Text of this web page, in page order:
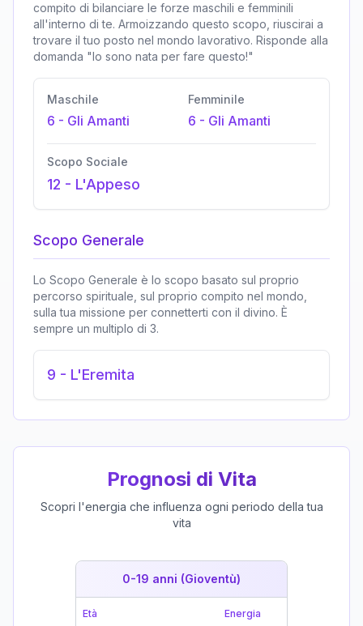
compito di bilanciare le forze maschili e femminili
all'interno di te. Armoizzando questo scopo, riuscirai a
trovare il tuo posto nel mondo lavorativo. Risponde alla
domanda "Io sono nata per fare questo!"
Maschile
6 - Gli Amanti
Femminile
6 - Gli Amanti
Scopo Sociale
12 - L'Appeso
Scopo Generale
Lo Scopo Generale è lo scopo basato sul proprio
percorso spirituale, sul proprio compito nel mondo,
sulla tua missione per connetterti con il divino. È
sempre un multiplo di 3.
9 - L'Eremita
Prognosi di Vita
Scopri l'energia che influenza ogni periodo della tua
vita
0-19 anni (Gioventù)
Età Energia